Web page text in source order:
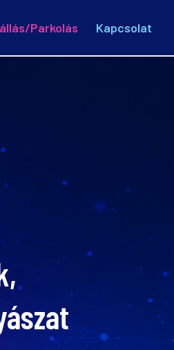
Parkolás Kapcsolat